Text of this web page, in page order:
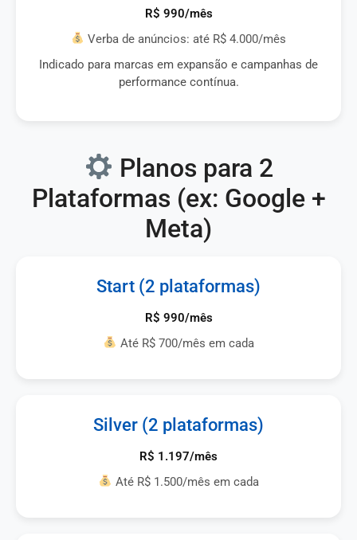
R$ 990/mês
Verba de anúncios: até R$ 4.000/mês
Indicado para marcas em expansão e campanhas de
performance contínua.
Planos para 2
Plataformas (ex: Google +
Meta)
Start (2 plataformas)
R$ 990/mês
Até R$ 700/mês em cada
Silver (2 plataformas)
R$ 1.197/mês
Até R$ 1.500/mês em cada